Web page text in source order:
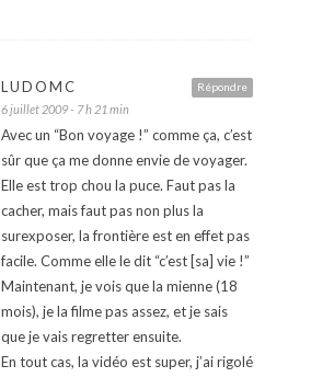
Répondre
LUDOMC
6 juillet 2009 - 7 h 21 min
Avec un “Bon voyage !” comme ça, c’est
sûr que ça me donne envie de voyager.
Elle est trop chou la puce. Faut pas la
cacher, mais faut pas non plus la
surexposer, la frontière est en effet pas
facile. Comme elle le dit “c’est [sa] vie !”
Maintenant, je vois que la mienne (18
mois), je la filme pas assez, et je sais
que je vais regretter ensuite.
En tout cas, la vidéo est super, j’ai rigolé